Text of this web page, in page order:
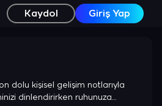
Kaydol Giriş Yap
dolu kişisel gelişim notlarıyla
dinlendirirken ruhunuza